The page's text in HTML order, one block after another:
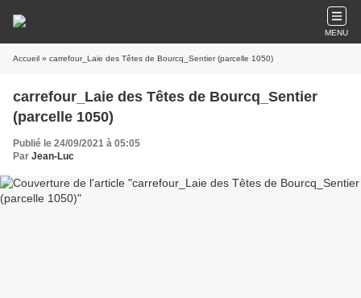
MENU
Accueil » carrefour_Laie des Têtes de Bourcq_Sentier (parcelle 1050)
carrefour_Laie des Têtes de Bourcq_Sentier
(parcelle 1050)
Publié le 24/09/2021 à 05:05
Par Jean-Luc